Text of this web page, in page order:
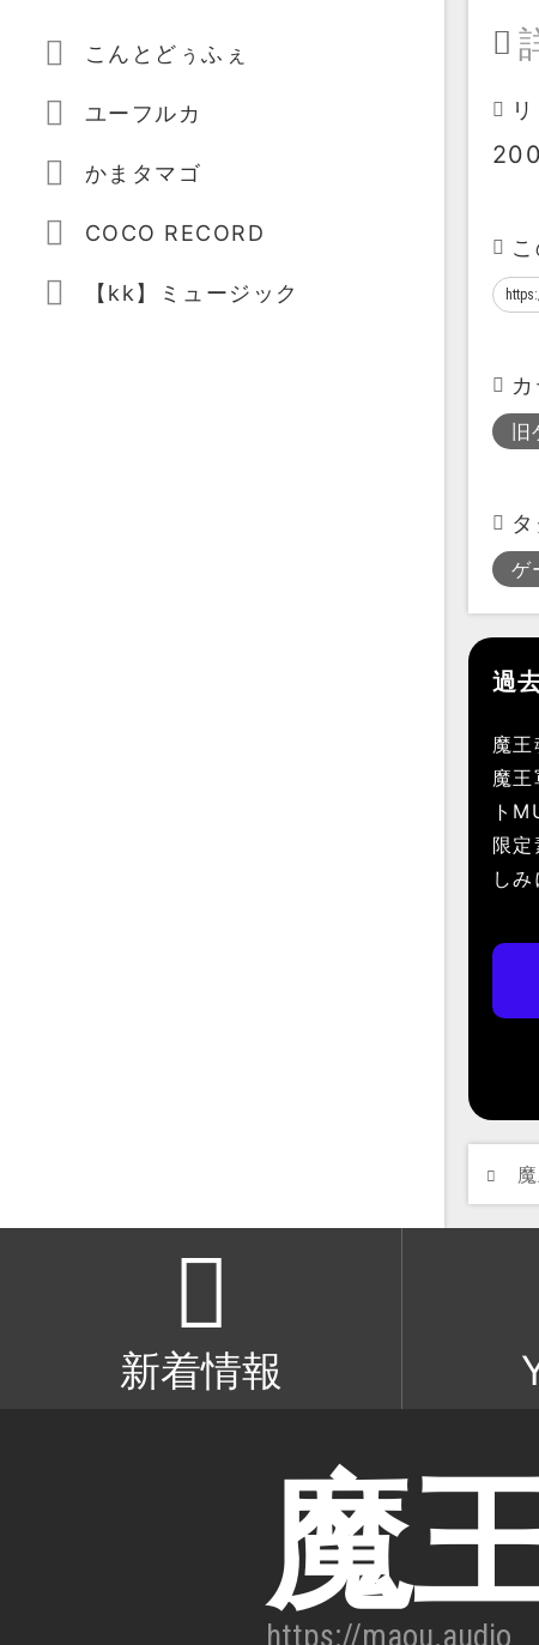
ゲ
過
魔
魔
ト
限
し
こんとどぅふぇ
ユーフルカ
かまタマゴ
COCO RECORD
【kk】ミュージック
新着情報
魔
https://maou.audio